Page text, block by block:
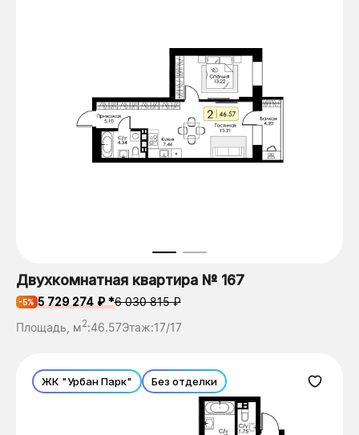
Двухкомнатная квартира № 167
-5% 5 729 274 ₽ *6 030 815 ₽
Площадь, м2:46.57Этаж:17/17
ЖК "Урбан Парк" Без отделки